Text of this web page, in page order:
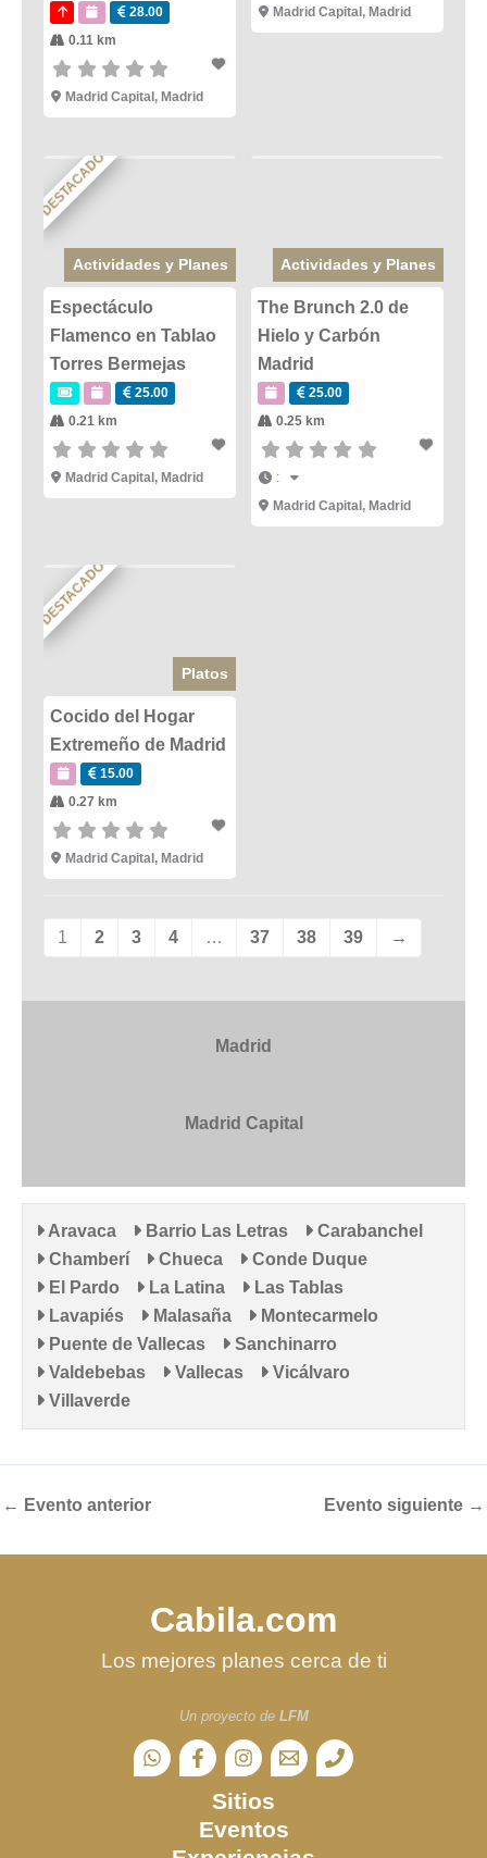
28.00
0.11 km
Madrid Capital , Madrid
Madrid Capital , Madrid
DESTACADO
Actividades y Planes
Espectáculo
Flamenco en Tablao
Torres Bermejas
25.00
0.21 km
Madrid Capital , Madrid
Actividades y Planes
The Brunch 2.0 de
Hielo y Carbón
Madrid
25.00
0.25 km
:
Madrid Capital , Madrid
DESTACADO
Platos
Cocido del Hogar
Extremeño de Madrid
15.00
0.27 km
Madrid Capital , Madrid
1 2 3 4 … 37 38 39 →
Madrid
Madrid Capital
Aravaca Barrio Las Letras
Carabanchel
Chamberí
Chueca
Conde Duque
El Pardo
La Latina
Las Tablas
Lavapiés
Malasaña
Montecarmelo
Puente de Vallecas
Sanchinarro
Valdebebas
Vallecas
Vicálvaro
Villaverde
← Evento anterior Evento siguiente →
Cabila.com
Los mejores planes cerca de ti
Un proyecto de LFM
Sitios
Eventos